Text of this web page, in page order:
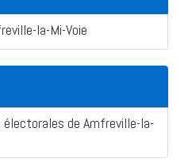
la-Mi-Voie
de Amfreville-la-